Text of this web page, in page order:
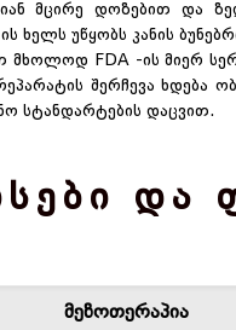
მცირე დოზებით და
ხელს უწყობს კანის
მხოლოდ FDA -ის მიერ
შერჩევა ხდება
სტანდარტების დაცვით.
და
მეზოთერაპია